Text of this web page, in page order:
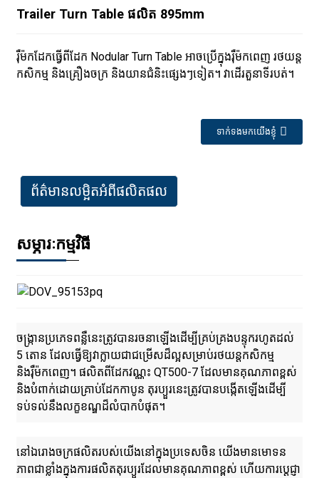
Trailer Turn Table ផលិត 895mm
រ៉ឺម៉កដែកធ្វើពីដែក Nodular Turn Table អាចប្រើក្នុងរ៉ឺម៉កពេញ រថយន្ត
កសិកម្ម និងគ្រឿងចក្រ និងយានជំនិះផ្សេងៗទៀត។ វាដើរតួនាទីរបត់។
ទាក់ទងមកយើងខ្ញុំ
ព័ត៌មានលម្អិតអំពីផលិតផល
សម្ភារៈកម្មវិធី
ចង្រ្កានប្រភេទពន្លឺនេះត្រូវបានរចនាឡើងដើម្បីគ្រប់គ្រងបន្ទុករហូតដល់
5 តោន ដែលធ្វើឱ្យវាក្លាយជាជម្រើសដ៏ល្អសម្រាប់រថយន្តកសិកម្ម
និងរ៉ឺម៉កពេញ។ ផលិតពីដែកវណ្ណះ QT500-7 ដែលមានគុណភាពខ្ពស់
និងបំពាក់ដោយគ្រាប់ដែកកាបូន តុរប្យួរនេះត្រូវបានបង្កើតឡើងដើម្បី
ទប់ទល់នឹងលក្ខខណ្ឌដ៏លំបាកបំផុត។
នៅឯរោងចក្រផលិតរបស់យើងនៅក្នុងប្រទេសចិន យើងមានមោទន
ភាពជាខ្លាំងក្នុងការផលិតតុរប្យួរដែលមានគុណភាពខ្ពស់ ហើយការប្តេជ្ញា